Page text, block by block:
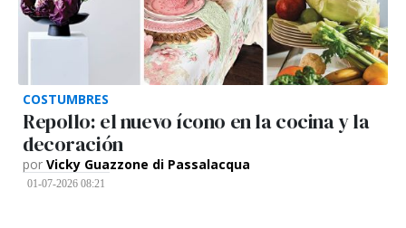
COSTUMBRES
Repollo: el nuevo ícono en la cocina y la
decoración
por Vicky Guazzone di Passalacqua
01-07-2026 08:21